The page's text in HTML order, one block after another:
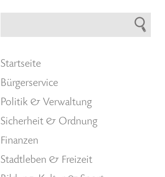
Startseite
Bürgerservice
Politik & Verwaltung
Sicherheit & Ordnung
Finanzen
Stadtleben & Freizeit